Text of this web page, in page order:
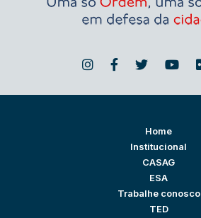
Home
Institucional
CASAG
ESA
Trabalhe conosco
TED